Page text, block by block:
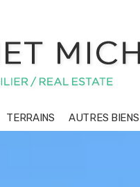
TERRAINS AUTRES BIENS